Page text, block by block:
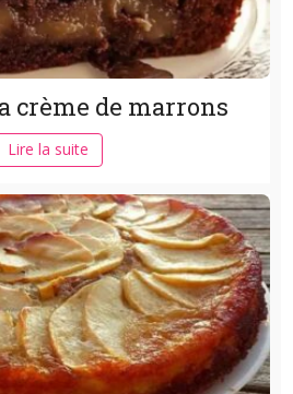
crème de marrons
Lire la suite